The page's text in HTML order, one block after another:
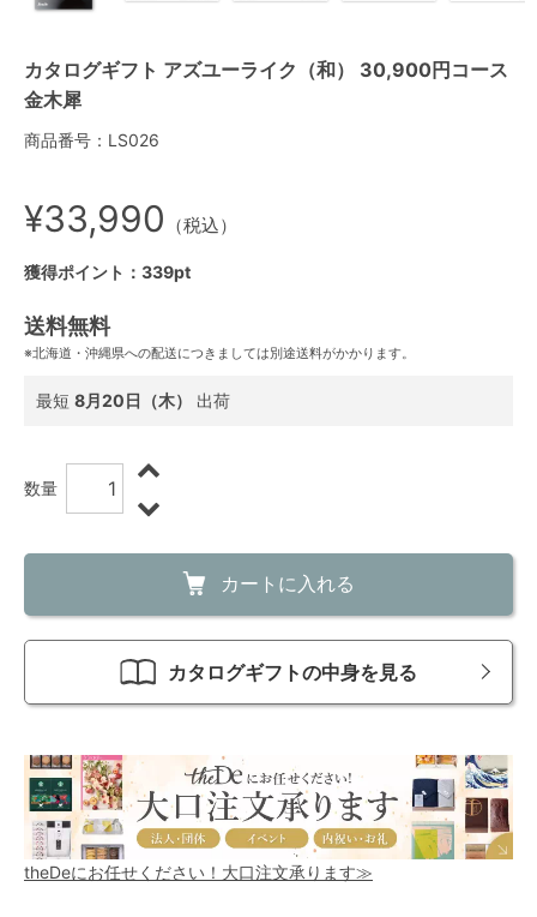
カタログギフト アズユーライク（和） 30,900円コース
金木犀
商品番号：LS026
¥33,990 （税込）
獲得ポイント：339pt
送料無料
※北海道・沖縄県への配送につきましては別途送料がかかります。
最短 8月20日（木） 出荷
数量
カートに入れる
カタログギフトの中身を見る
theDeにお任せください！大口注文承ります≫